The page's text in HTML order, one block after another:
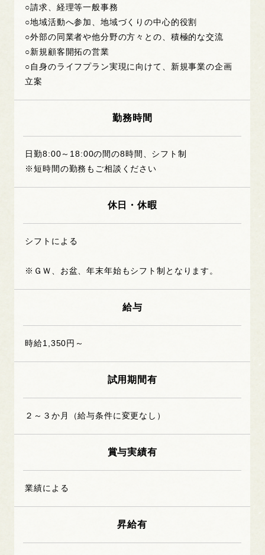
○請求、経理等一般事務
○地域活動へ参加、地域づくりの中心的役割
○外部の同業者や他分野の方々との、積極的な交流
○新規顧客開拓の営業
○自身のライフプラン実現に向けて、新規事業の企画
立案
勤務時間
日勤8:00～18:00の間の8時間、シフト制
※短時間の勤務もご相談ください
休日・休暇
シフトによる
※ＧＷ、お盆、年末年始もシフト制となります。
給与
時給1,350円～
試用期間有
２～３か月（給与条件に変更なし）
賞与実績有
業績による
昇給有